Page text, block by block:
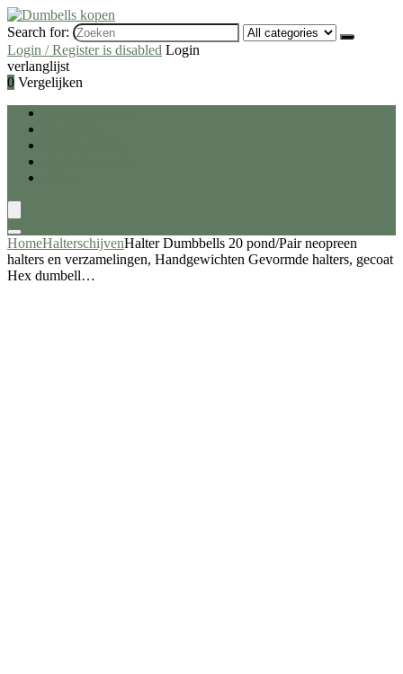
Search for:
Login / Register is disabled Login
verlanglijst
0 Vergelijken
HomeHalterschijvenHalter Dumbbells 20 pond/Pair neopreen
halters en verzamelingen, Handgewichten Gevormde halters, gecoat
Hex dumbell…